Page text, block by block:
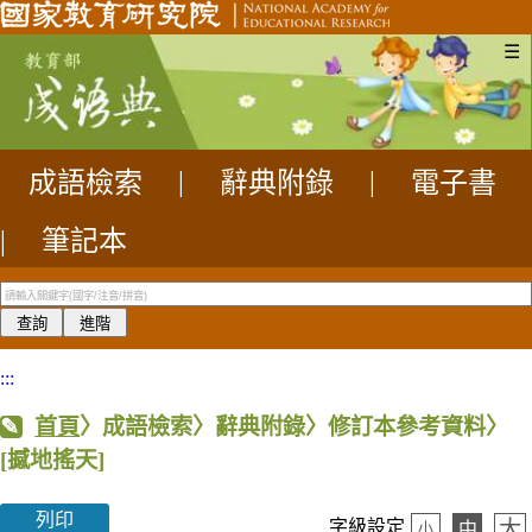
☰
成語檢索 辭典附錄
電子書
|
筆記本
:::
首頁〉成語檢索〉辭典附錄〉修訂本參考資料〉
[撼地搖天]
列印 字級設定